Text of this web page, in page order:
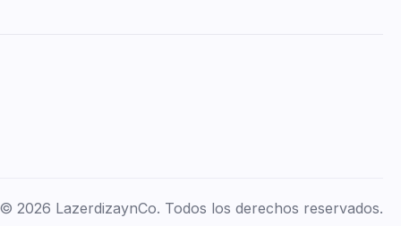
© 2026 LazerdizaynCo. Todos los derechos reservados.